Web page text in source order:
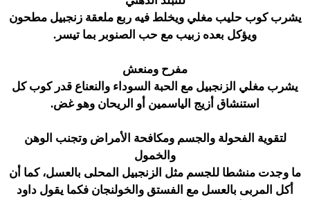
يشرب كوب حليب مغلي ويخلط فيه ربع ملعقة زنجبيل مطحون
ويؤكل بعده زبيب مع حب الصنوبر بما تيسر.
مفرح ومنعش
يشرب مغلي الزنجبيل مع الحبة السوداء والنعناع قدر كوب كل
استنشاق أزيج الياسمين أو الريحان وهو غض.
لتقوية الفحولة والجسم ومكافحة الأمراض وتجنب الوهن
والخمول
ما وجدت منشطا للجسم مثل الزنجبيل المحلى بالعسل، كما أن
أكل المربى بالعسل مع الفستق والخولنجان فكما يقول داود